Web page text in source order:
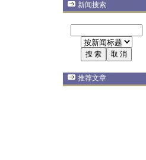
新闻搜索
推荐文章